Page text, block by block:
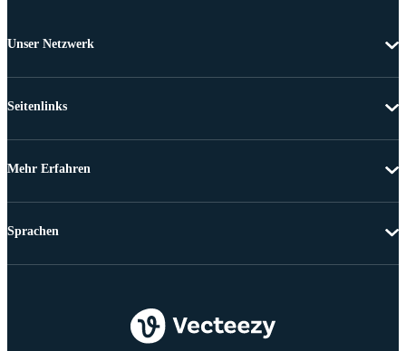
Unser Netzwerk
Seitenlinks
Mehr Erfahren
Sprachen